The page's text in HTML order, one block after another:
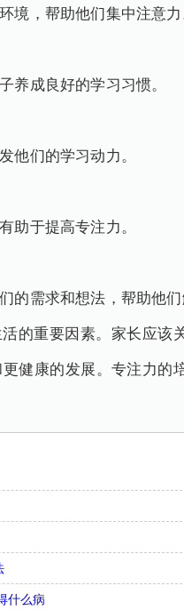
境，帮助他们集中注意力
养成良好的学习习惯。
他们的学习动力。
助于提高专注力。
的需求和想法，帮助他们
的重要因素。家长应
健康的发展。专注力
什么病